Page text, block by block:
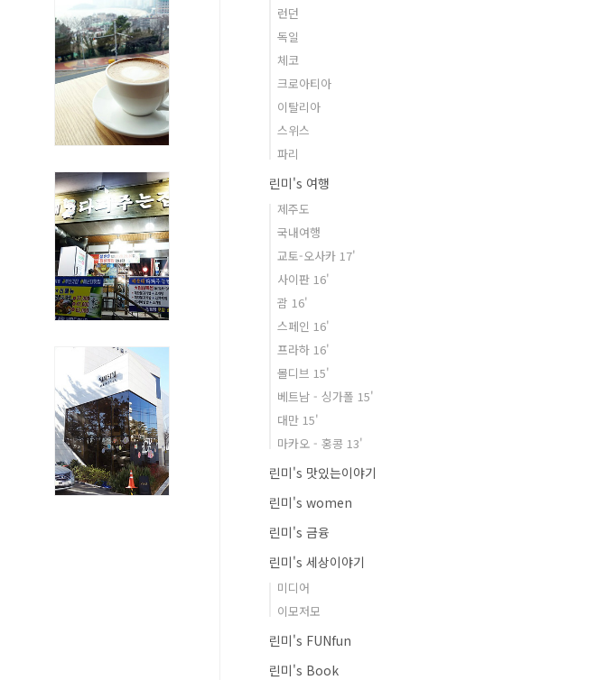
런던
독일
체코
크로아티아
이탈리아
스위스
파리
린미's 여행
제주도
국내여행
교토-오사카 17'
사이판 16'
괌 16'
스페인 16'
프라하 16'
몰디브 15'
베트남 - 싱가폴 15'
대만 15'
마카오 - 홍콩 13'
린미's 맛있는이야기
린미's women
린미's 금융
린미's 세상이야기
미디어
이모저모
린미's FUNfun
린미's Book